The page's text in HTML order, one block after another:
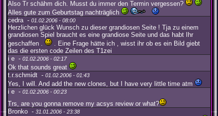
Also Tr schähm dich. Musst du immer den Termin vergessen?
Alles gute zum Geburtstag nachträglich
cedra - 01.02.2006 - 08:00
Herzlichen glück Wunsch zu dieser grandiosen Seite ! Tja zu einem
grandiosen Spiel braucht es eine grandiose Seite und das habt Ihr
geschaffen .
. Eine Frage hätte ich , wisst ihr ob es ein Bild giebt
das die ersten code Zeilen des T1zei
i e - 01.02.2006 - 02:17
Ok that sounds great
t.r.schmidt - 01.02.2006 - 01:43
Yes, I will. And add the new clones, but I have very little time atm
i e - 01.02.2006 - 00:23
Trs, are you gonna remove my acsys review or what?
Bronko - 31.01.2006 - 23:38